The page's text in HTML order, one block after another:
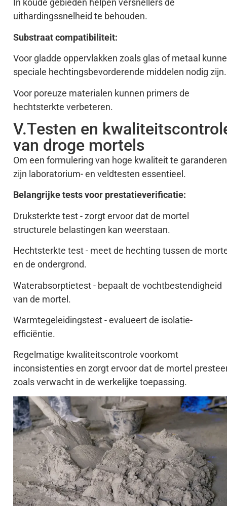
In koude gebieden helpen versnellers de
uithardingssnelheid te behouden.
Substraat compatibiliteit:
Voor gladde oppervlakken zoals glas of metaal
speciale hechtingsbevorderende middelen nodig zijn.
Voor poreuze materialen kunnen primers de
hechtsterkte verbeteren.
V.Testen en
van droge mortels
Om een formulering van hoge kwaliteit te
zijn laboratorium- en veldtesten essentieel.
Belangrijke tests voor prestatieverificatie:
Druksterkte test - zorgt ervoor dat de mortel
structurele belastingen kan weerstaan.
Hechtsterkte test - meet de hechting tussen de
en de ondergrond.
Waterabsorptietest - bepaalt de vochtbestendigheid
van de mortel.
Warmtegeleidingstest - evalueert de isolatie-
efficiëntie.
Regelmatige kwaliteitscontrole voorkomt
inconsistenties en zorgt ervoor dat de mortel
zoals verwacht in de werkelijke toepassing.